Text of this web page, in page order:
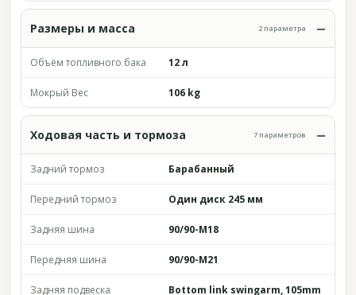
Размеры и масса 2 параметра
Объём топливного бака 12 л
Мокрый Вес 106 kg
Ходовая часть и тормоза 7 параметров
Задний тормоз Барабанный
Передний тормоз Один диск 245 мм
Задняя шина 90/90-M18
Передняя шина 90/90-M21
Задняя подвеска Bottom link swingarm, 105mm